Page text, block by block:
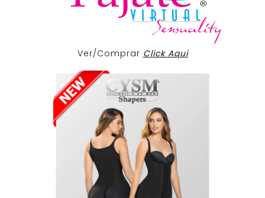
Ver/Comprar Click Aqui